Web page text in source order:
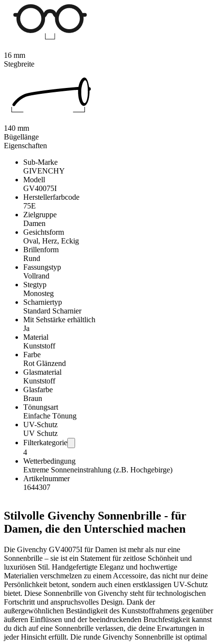
Eigenschaften
Sub-Marke
GIVENCHY
Modell
GV40075I
Herstellerfarbcode
75E
Zielgruppe
Damen
Gesichtsform
Oval, Herz, Eckig
Brillenform
Rund
Fassungstyp
Vollrand
Stegtyp
Monosteg
Scharniertyp
Standard Scharnier
Mit Sehstärke erhältlich
Ja
Material
Kunststoff
Farbe
Rot Glänzend
Glasmaterial
Kunststoff
Glasfarbe
Braun
Tönungsart
Einfache Tönung
UV-Schutz
UV Schutz
Filterkategorie
4
Wetterbedingung
Extreme Sonneneinstrahlung (z.B. Hochgebirge)
Artikelnummer
1644307
Stilvolle Givenchy Sonnenbrille - für
Damen, die den Unterschied machen
Die Givenchy GV40075I für Damen ist mehr als nur eine
Sonnenbrille – sie ist ein Statement für zeitlose Schönheit und
luxuriösen Stil. Handgefertigte Eleganz und hochwertige
Materialien verschmelzen zu einem Accessoire, das nicht nur deine
Persönlichkeit betont, sondern auch einen erstklassigen UV-Schutz
bietet. Diese Sonnenbrille von Givenchy steht für technologischen
Fortschritt und anspruchsvolles Design. Dank der
außergewöhnlichen Beständigkeit des Kunststoffrahmens gegenüber
äußeren Einflüssen und der beeindruckenden Bruchfestigkeit kannst
du dich auf eine Sonnenbrille verlassen, die deine Erwartungen in
jeder Hinsicht erfüllt. Die runde Givenchy Sonnenbrille ist optimal
16 mm
Stegbreite
140 mm
Bügellänge